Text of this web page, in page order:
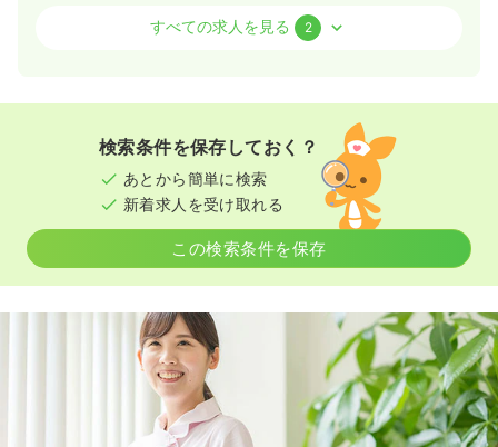
介護・福祉系准看護師 デイケア・デイサービス
8:30～17:30
4週8休以上
月給25万円以上可
気になる 詳細を見る
日勤のみ（パート） 一時募集休止
お問い合わせください
8:30～17:30
気になる 詳細を見る
すべての求人を見る 2
検索条件を保存しておく？
あとから簡単に検索
新着求人を受け取れる
この検索条件を保存